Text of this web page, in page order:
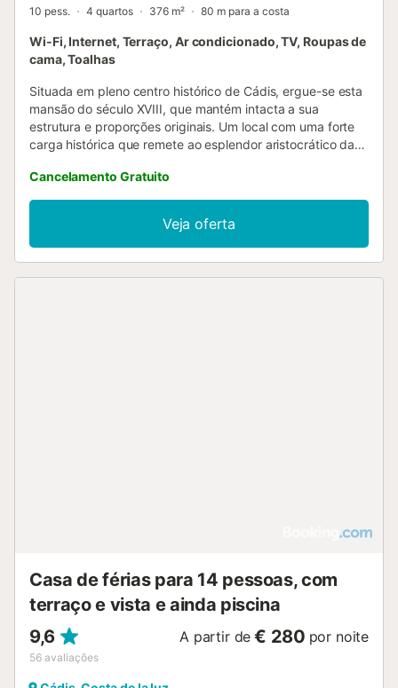
10 pess. 4 quartos 376 m² 80 m para a costa
Wi-Fi, Internet, Terraço, Ar condicionado, TV, Roupas de
cama, Toalhas
Situada em pleno centro histórico de Cádis, ergue-se esta
mansão do século XVIII, que mantém intacta a sua
estrutura e proporções originais. Um local com uma forte
carga histórica que remete ao esplendor aristocrático da
"Século das Luzes". Todos os hóspedes desfrutam de
acesso a um amplo terraço ajardinado de quase 100 m²,
equipado com zona de refeições exterior, áreas de estar e
um recanto de leitura. A primeira divisão, situada no rés-
do-chão e aberta para um pátio interior luminoso. O pátio
cuidada seleção de peças históricas, entre as quais s...
Cancelamento Gratuito
Veja oferta
Casa de férias para 14 pessoas, com
terraço e vista e ainda piscina
9,6
56 avaliações
A partir de € 280 por noite